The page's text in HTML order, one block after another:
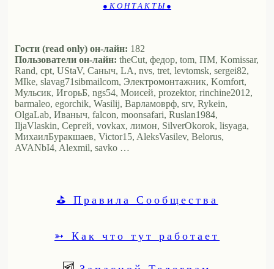
● К О Н Т А К Т Ы ●
Гости (read only) он-лайн: 182
Пользователи он-лайн: theCut, федор, tom, ПМ, Komissar,
Rand, cpt, UStaV, Саныч, LA, nvs, tret, levtomsk, sergei82,
MIke, slavag71sibmailcom, Электромонтажник, Komfort,
Мульсик, ИгорьБ, ngs54, Моисей, prozektor, rinchine2012,
barmaleo, egorchik, Wasilij, Варламоврф, srv, Rykein,
OlgaLab, Иваныч, falcon, moonsafari, Ruslan1984,
IljaVlaskin, Сергей, vovkax, лимон, SilverOkorok, lisyaga,
МихаилБуракшаев, Victor15, AleksVasilev, Belorus,
AVANbI4, Alexmil, savko …
⛳ Правила Сообщества
➳ Как что тут работает